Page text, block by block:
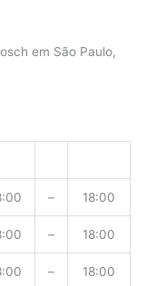
em São Paulo,
– 18:00
– 18:00
– 18:00